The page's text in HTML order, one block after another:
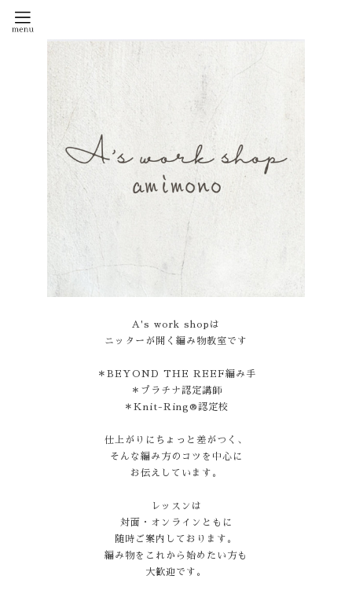
A's work shopは
ニッターが開く編み物教室です
＊BEYOND THE REEF編み手
＊プラチナ認定講師
＊Knit-Ring®認定校
仕上がりにちょっと差がつく、
そんな編み方のコツを中心に
お伝えしています。
レッスンは
対面・オンラインともに
随時ご案内しております。
編み物をこれから始めたい方も
大歓迎です。